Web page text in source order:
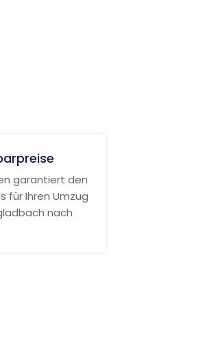
garantiert den
für Ihren Umzug
nach